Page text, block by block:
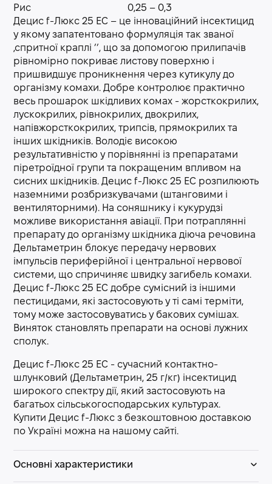
Рис
0,25 – 0,3
Децис f-Люкс 25 EС – це інноваційний інсектицид
у якому запатентовано формуляція так званої
,спритної краплі ’’, що за допомогою прилипачів
рівномірно покриває листову поверхню і
пришвидшує проникнення через кутикулу до
організму комахи. Добре контролює практично
весь прошарок шкідливих комах - жорсткокрилих,
лускокрилих, рівнокрилих, двокрилих,
напівжорсткокрилих, трипсів, прямокрилих та
інших шкідників. Володіє високою
результативністю у порівнянні із препаратами
піретроїдної групи та покращеним впливом на
сисних шкідників. Децис f-Люкс 25 EC розпилюють
наземними розбризкувачами (штанговими і
вентиляторними). На соняшнику і кукурудзі
можливе використання авіації. При потраплянні
препарату до організму шкідника діюча речовина
Дельтаметрин блокує передачу нервових
імпульсів периферійної і центральної нервової
системи, що спричиняє швидку загибель комахи.
Децис f-Люкс 25 EC добре сумісний із іншими
пестицидами, які застосовують у ті самі терміти,
тому може застосовуватись у бакових сумішах.
Виняток становлять препарати на основі лужних
сполук.
Децис f-Люкс 25 EC - сучасний контактно-
шлунковий (Дельтаметрин, 25 г/кг) інсектицид
широкого спектру дії, який застосовують на
багатьох сільськогосподарських культурах.
Купити Децис f-Люкс з безкоштовною доставкою
по Україні можна на нашому сайті.
Основні характеристики